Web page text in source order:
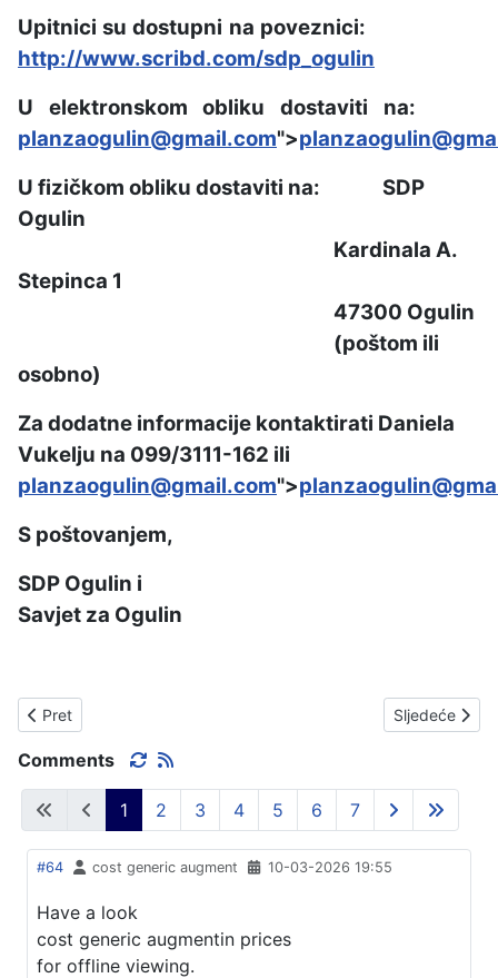
Upitnici su dostupni na poveznici:
http://www.scribd.com/sdp_ogulin
U elektronskom obliku dostaviti na:
planzaogulin@gmail.com">
U fizičkom obliku dostaviti na: SDP
Ogulin
Kardinala A.
Stepinca 1
47300 Ogulin
(poštom ili
osobno)
Za dodatne informacije kontaktirati Daniela
Vukelju na 099/3111-162 ili
planzaogulin@gmail.com">
S poštovanjem,
SDP Ogulin i
Savjet za Ogulin
Prethodni članak: RAČUNALO DEFINITIVNO KREPALO
Pret Sljedeći
Sljedeće
Comments
1 2 3 4 5 6 7
#64 cost generic augment 10-03-2026 19:55
Have a look
cost generic augmentin prices
for offline viewing.